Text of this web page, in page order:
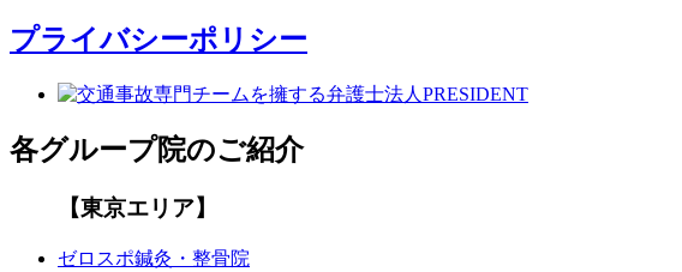
プライバシーポリシー
各グループ院のご紹介
【東京エリア】
ゼロスポ鍼灸・整骨院